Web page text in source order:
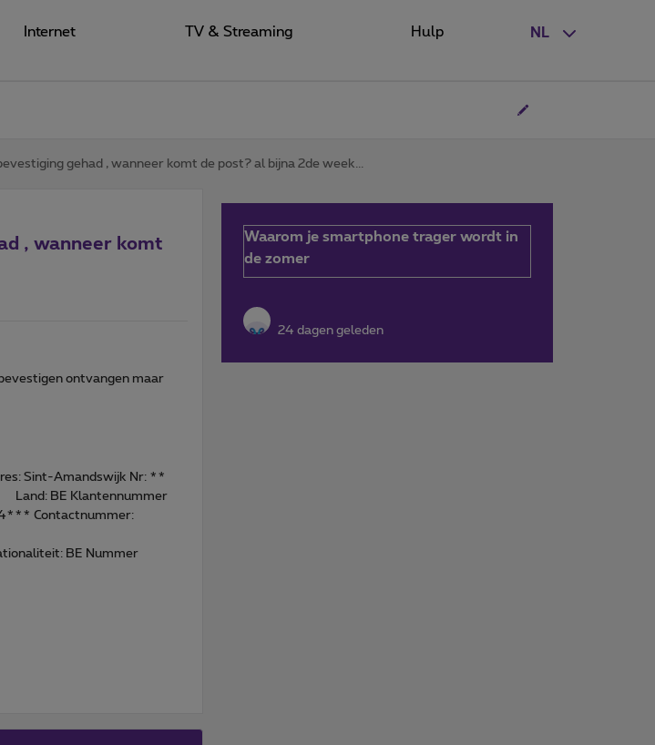
NL
Internet TV & Streaming Hulp
gehad , wanneer komt de post? al bijna 2de week...
, wanneer komt
ontvangen maar
Amandswijk Nr: **
Klantennummer
Contactnummer:
BE Nummer
Waarom je smartphone trager wordt in
de zomer
24 dagen geleden